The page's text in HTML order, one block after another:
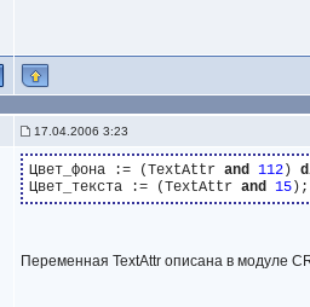
17.04.2006 3:23
Цвет_фона := (TextAttr and 112)
Цвет_текста := (TextAttr and 15
Переменная TextAttr описана в модуле